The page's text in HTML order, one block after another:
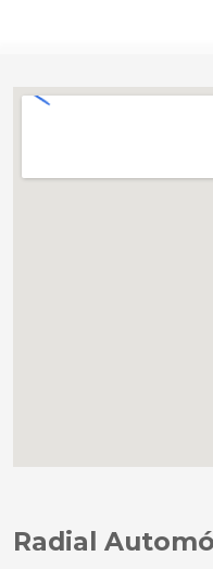
Radial